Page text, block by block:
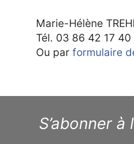
Marie-Hélène
Tél. 03 86 42 17
Ou par formulaire
S’abonner à